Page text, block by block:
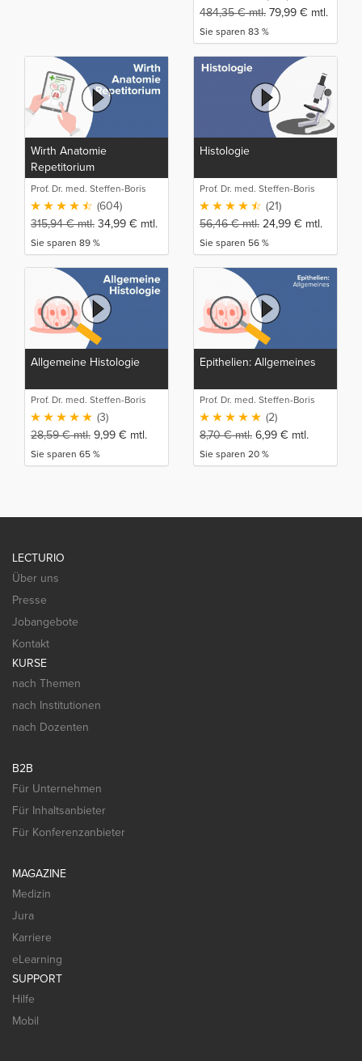
484,35€mtl. 79,99 € mtl.
Sie sparen 83 %
Wirth Anatomie
Repetitorium
Prof. Dr. med. Steffen-Boris
Wirth (1)
(604)
315,94€mtl. 34,99 € mtl.
Sie sparen 89 %
Histologie
Prof. Dr. med. Steffen-Boris
Wirth (1)
(21)
56,46€mtl. 24,99 € mtl.
Sie sparen 56 %
Allgemeine Histologie
Prof. Dr. med. Steffen-Boris
Wirth (1)
(3)
28,59€mtl. 9,99 € mtl.
Sie sparen 65 %
Epithelien: Allgemeines
Prof. Dr. med. Steffen-Boris
Wirth (1)
(2)
8,70€mtl. 6,99 € mtl.
Sie sparen 20 %
LECTURIO
Über uns
Presse
Jobangebote
Kontakt
KURSE
nach Themen
nach Institutionen
nach Dozenten
B2B
Für Unternehmen
Für Inhaltsanbieter
Für Konferenzanbieter
MAGAZINE
Medizin
Jura
Karriere
eLearning
SUPPORT
Hilfe
Mobil